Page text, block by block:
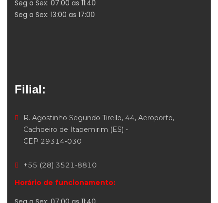
Seg a Sex: 07:00 as 11:40
Seg a Sex: 13:00 as 17:00
Filial:
R. Agostinho Segundo Tirello, 44, Aeroporto,
Cachoeiro de Itapemirim (ES) -
CEP 29314-030
+55 (28) 3521-8810
Horário de funcionamento: